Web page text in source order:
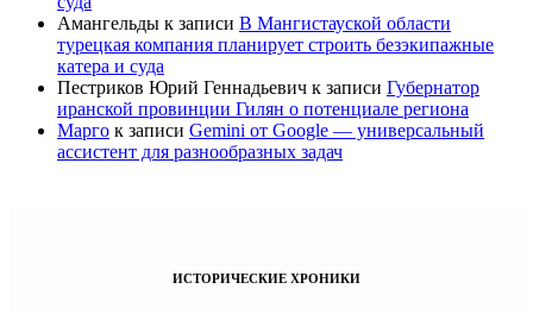
Амангельды к записи В Мангистауской области
турецкая компания планирует строить безэкипажные
катера и суда
Пестриков Юрий Геннадьевич к записи Губернатор
иранской провинции Гилян о потенциале региона
Марго к записи Gemini от Google — универсальный
ассистент для разнообразных задач
ИСТОРИЧЕСКИЕ ХРОНИКИ